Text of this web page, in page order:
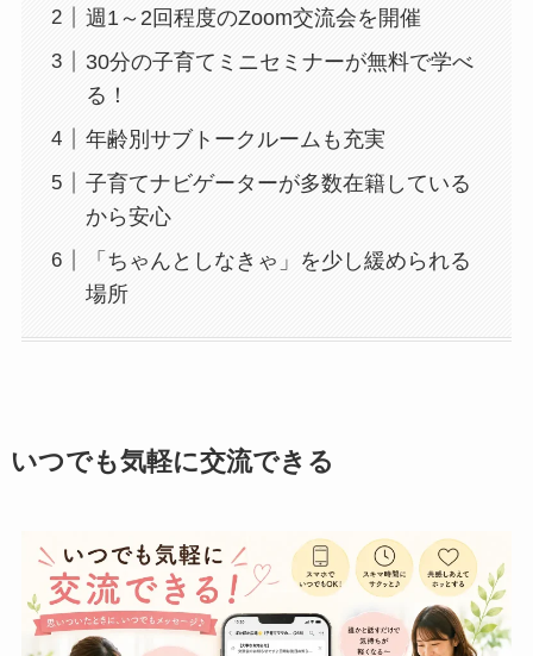
週1～2回程度のZoom交流会を開催
30分の子育てミニセミナーが無料で学べ
る！
年齢別サブトークルームも充実
子育てナビゲーターが多数在籍している
から安心
「ちゃんとしなきゃ」を少し緩められる
場所
いつでも気軽に交流できる